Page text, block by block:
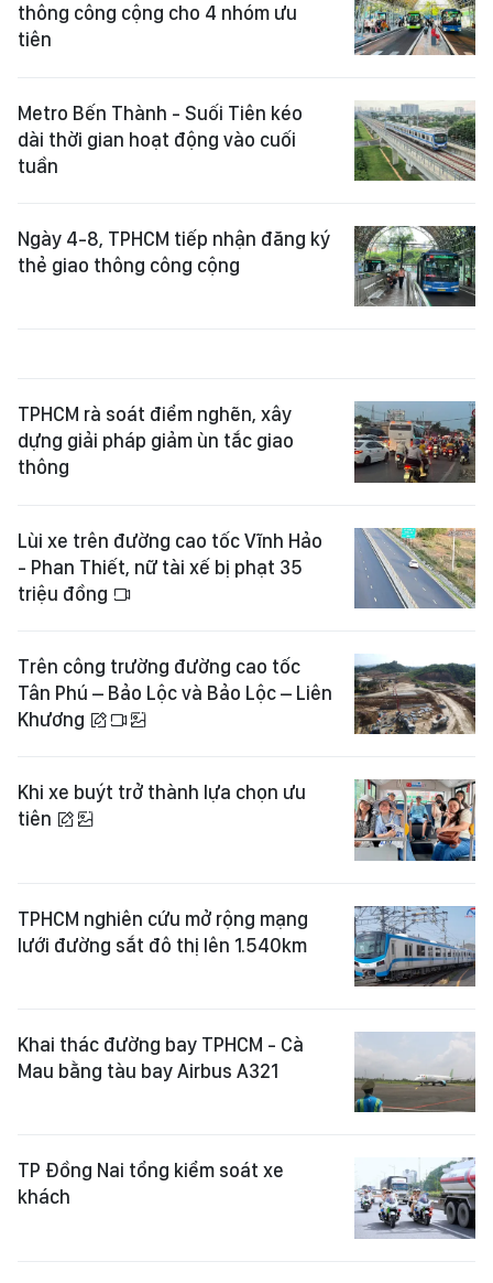
thông công cộng cho 4 nhóm ưu
tiên
Metro Bến Thành - Suối Tiên kéo
dài thời gian hoạt động vào cuối
tuần
Ngày 4-8, TPHCM tiếp nhận đăng ký
thẻ giao thông công cộng
TPHCM rà soát điểm nghẽn, xây
dựng giải pháp giảm ùn tắc giao
thông
Lùi xe trên đường cao tốc Vĩnh Hảo
- Phan Thiết, nữ tài xế bị phạt 35
triệu đồng
Trên công trường đường cao tốc
Tân Phú – Bảo Lộc và Bảo Lộc – Liên
Khương
Khi xe buýt trở thành lựa chọn ưu
tiên
TPHCM nghiên cứu mở rộng mạng
lưới đường sắt đô thị lên 1.540km
Khai thác đường bay TPHCM - Cà
Mau bằng tàu bay Airbus A321
TP Đồng Nai tổng kiểm soát xe
khách